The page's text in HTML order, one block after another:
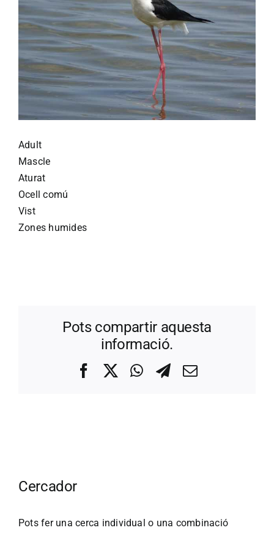
Adult
Mascle
Aturat
Ocell comú
Vist
Zones humides
Pots compartir aquesta
informació.
FacebookWhatsApp
Telegram
Correo
Cercador
Pots fer una cerca individual o una combinació